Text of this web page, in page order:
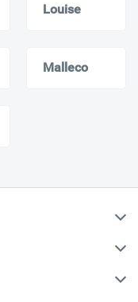
Louise
Malleco